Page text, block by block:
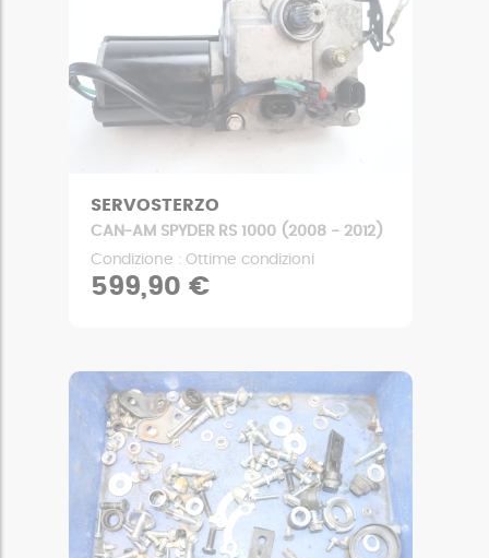
SERVOSTERZO
CAN-AM SPYDER RS 1000 (2008 - 2012)
Condizione : Ottime condizioni
599,90 €